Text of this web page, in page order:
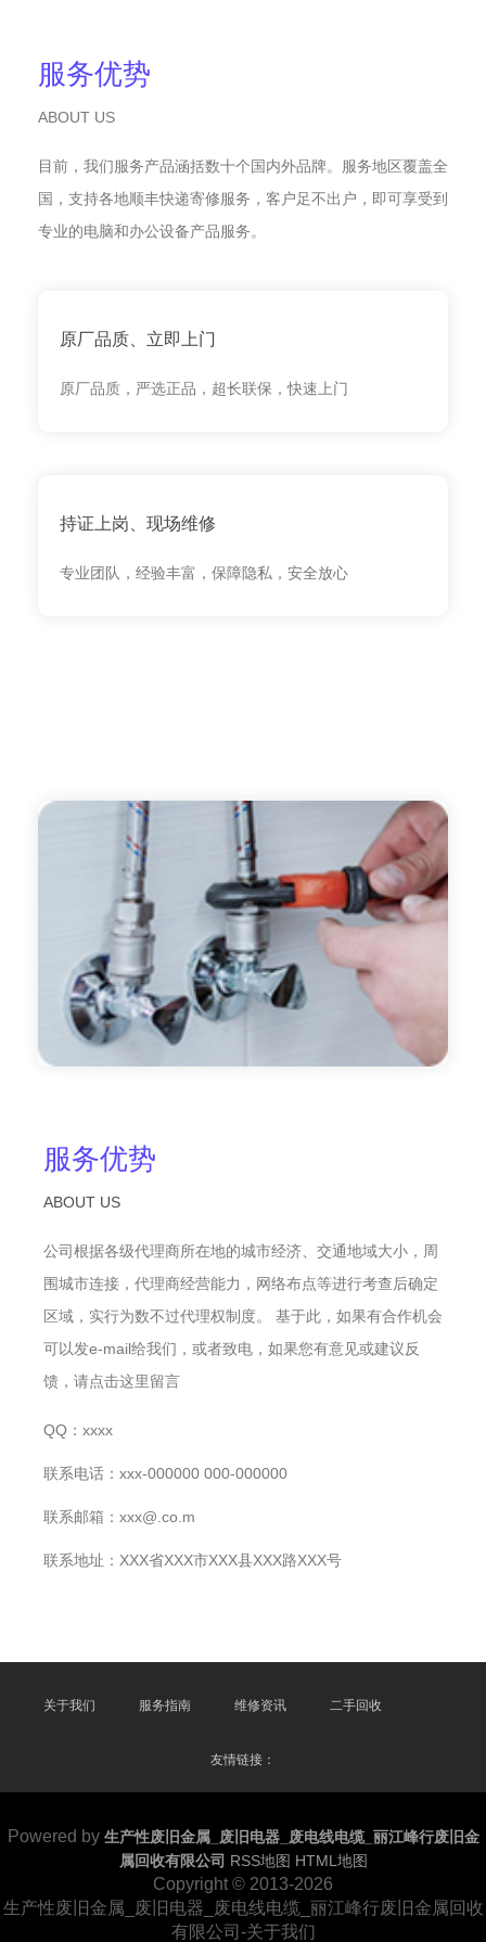
服务优势
ABOUT US
目前，我们服务产品涵括数十个国内外品牌。服务地区覆盖全
国，支持各地顺丰快递寄修服务，客户足不出户，即可享受到
专业的电脑和办公设备产品服务。
原厂品质、立即上门
原厂品质，严选正品，超长联保，快速上门
持证上岗、现场维修
专业团队，经验丰富，保障隐私，安全放心
服务优势
ABOUT US
公司根据各级代理商所在地的城市经济、交通地域大小，周
围城市连接，代理商经营能力，网络布点等进行考查后确定
区域，实行为数不过代理权制度。 基于此，如果有合作机会
可以发e-mail给我们，或者致电，如果您有意见或建议反
馈，请点击这里留言
QQ：xxxx
联系电话：xxx-000000 000-000000
联系邮箱：xxx@.co.m
联系地址：XXX省XXX市XXX县XXX路XXX号
关于我们 服务指南 维修资讯 二手回收
友情链接：
Powered by 生产性废旧金属_废旧电器_废电线电缆_丽江峰行废旧金
属回收有限公司 RSS地图 HTML地图
Copyright © 2013-2026
生产性废旧金属_废旧电器_废电线电缆_丽江峰行废旧金属回收
有限公司-关于我们